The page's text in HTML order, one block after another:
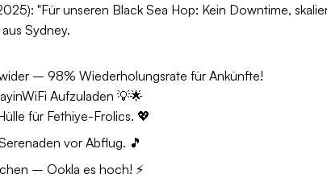
"Für unseren Black Sea Hop: Kein Downtime,
Sydney.
– 98% Wiederholungsrate für Ankünfte!
Aufzuladen 💡🌟
für Fethiye-Frolics. 💖
vor Abflug. 🎵
– Ookla es hoch! ⚡